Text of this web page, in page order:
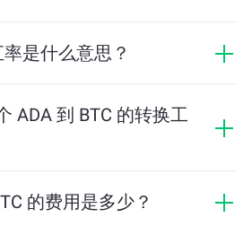
是什么意思？
动性等因素实时波动。
ADA 到 BTC 的转换工
然后按照提示步骤完成交易即可。
的费用是多少？